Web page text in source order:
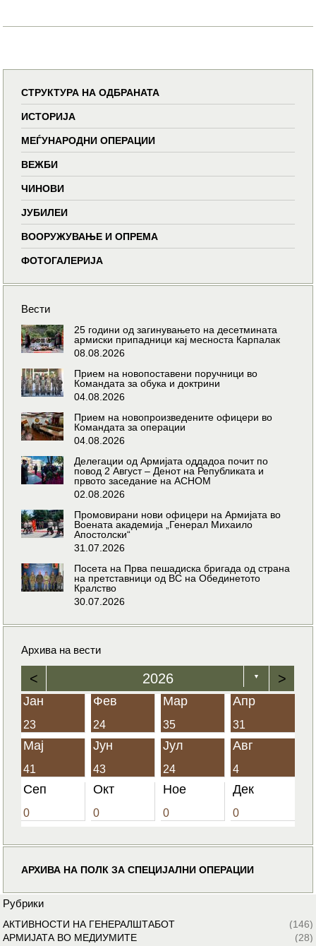
СТРУКТУРА НА ОДБРАНАТА
ИСТОРИЈА
МЕЃУНАРОДНИ ОПЕРАЦИИ
ВЕЖБИ
ЧИНОВИ
ЈУБИЛЕИ
ВООРУЖУВАЊЕ И ОПРЕМА
ФОТОГАЛЕРИЈА
Вести
25 години од загинувањето на десетмината
армиски припадници кај месноста Карпалак
08.08.2026
Прием на новопоставени поручници во
Командата за обука и доктрини
04.08.2026
Прием на новопроизведените офицери во
Командата за операции
04.08.2026
Делегации од Армијата оддадоа почит по
повод 2 Август – Денот на Републиката и
првото заседание на АСНОМ
02.08.2026
Промовирани нови офицери на Армијата во
Воената академија „Генерал Михаило
Апостолски“
31.07.2026
Посета на Прва пешадиска бригада од страна
на претставници од ВС на Обединетото
Кралство
30.07.2026
Архива на вести
< 2026 ▼ >
Јан
23
Фев
24
Мар
35
Апр
31
Мај
41
Јун
43
Јул
24
Авг
4
Сеп
0
Окт
0
Ное
0
Дек
0
АРХИВА НА ПОЛК ЗА СПЕЦИЈАЛНИ ОПЕРАЦИИ
Рубрики
АКТИВНОСТИ НА ГЕНЕРАЛШТАБОТ
(146)
АРМИЈАТА ВО МЕДИУМИТЕ
(28)